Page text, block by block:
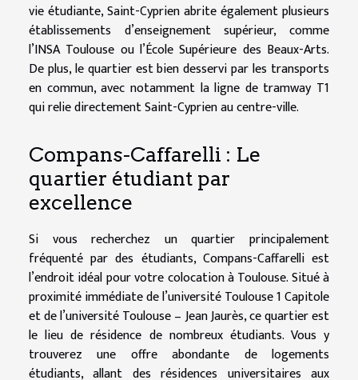
vie étudiante, Saint-Cyprien abrite également plusieurs
établissements d’enseignement supérieur, comme
l’INSA Toulouse ou l’École Supérieure des Beaux-Arts.
De plus, le quartier est bien desservi par les transports
en commun, avec notamment la ligne de tramway T1
qui relie directement Saint-Cyprien au centre-ville.
Compans-Caffarelli : Le
quartier étudiant par
excellence
Si vous recherchez un quartier principalement
fréquenté par des étudiants, Compans-Caffarelli est
l’endroit idéal pour votre colocation à Toulouse. Situé à
proximité immédiate de l’université Toulouse 1 Capitole
et de l’université Toulouse – Jean Jaurès, ce quartier est
le lieu de résidence de nombreux étudiants. Vous y
trouverez une offre abondante de logements
étudiants, allant des résidences universitaires aux